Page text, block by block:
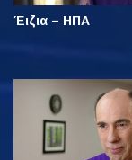
Έιζια – ΗΠΑ